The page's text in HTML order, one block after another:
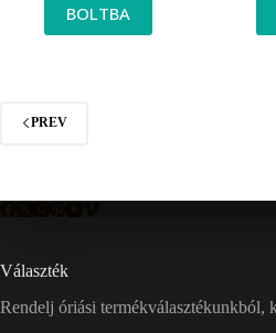
BOLTBA
PREV
Választék
Rendelj óriási termékválasztékunkból,